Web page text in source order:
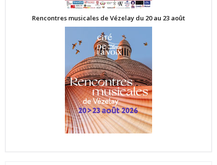
Rencontres musicales de Vézelay du 20 au 23 août